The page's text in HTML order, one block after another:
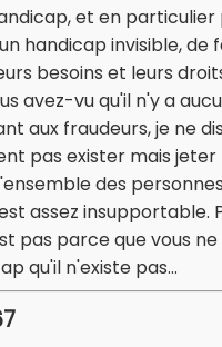
et en particulier
handicap invisible, de
besoins et leurs
avez-vu qu'il n'y a
aux fraudeurs, je ne
pas exister mais jeter
des personnes
assez insupportable.
pas parce que vous ne
qu'il n'existe pas...